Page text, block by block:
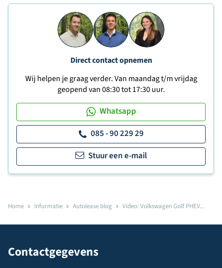
Direct contact opnemen
Wij helpen je graag verder. Van maandag t/m vrijdag
geopend van 08:30 tot 17:30 uur.
Whatsapp
085 - 90 229 29
Stuur een e-mail
Home Informatie Autolease blog Video: Volkswagen Golf PHEV...
Contactgegevens